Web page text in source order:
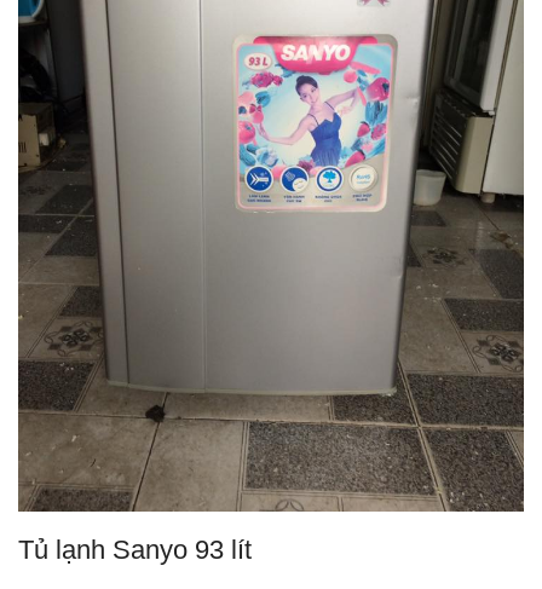
Tủ lạnh Sanyo 93 lít